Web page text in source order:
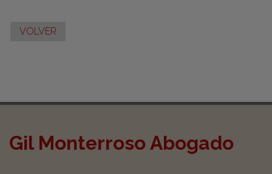
VOLVER
Gil Monterroso Abogado